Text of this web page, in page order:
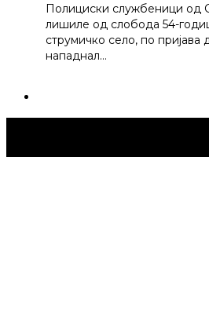
Полициски службеници од
лишиле од слобода 54-
струмичко село, по пријава
нападнал…